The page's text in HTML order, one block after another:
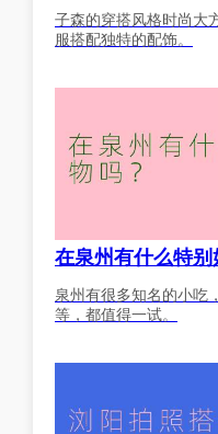
子森的穿搭风格时尚大
服搭配独特的配饰。
在泉州有什么特别
泉州有很多知名的小吃
等，都值得一试。